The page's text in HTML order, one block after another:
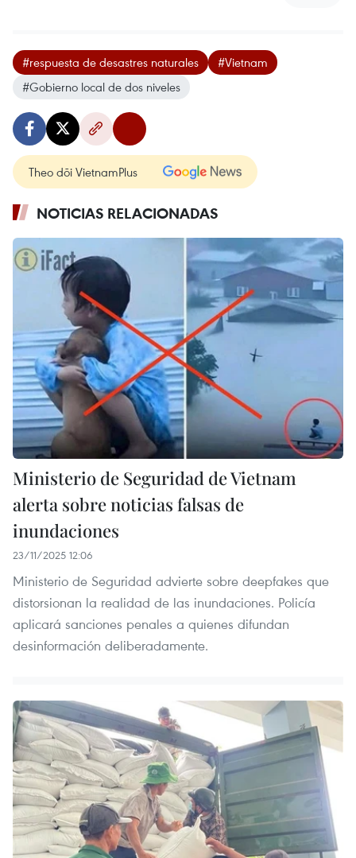
#respuesta de desastres naturales
#Vietnam
#Gobierno local de dos niveles
Theo dõi VietnamPlus
NOTICIAS RELACIONADAS
Ministerio de Seguridad de Vietnam
alerta sobre noticias falsas de
inundaciones
23/11/2025 12:06
Ministerio de Seguridad advierte sobre deepfakes que
distorsionan la realidad de las inundaciones. Policía
aplicará sanciones penales a quienes difundan
desinformación deliberadamente.